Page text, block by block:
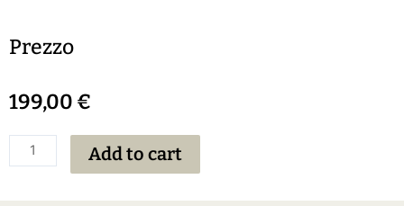
Prezzo
199,00 €
Add to cart